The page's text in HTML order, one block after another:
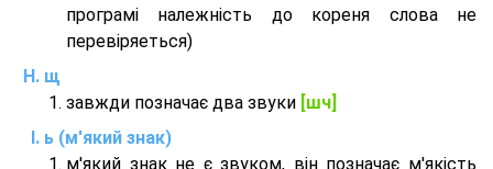
програмі належність до кореня слова не
перевіряеться)
щ
завжди позначає два звуки [шч]
ь (м'який знак)
м'який знак не є звуком, він позначає м'якість